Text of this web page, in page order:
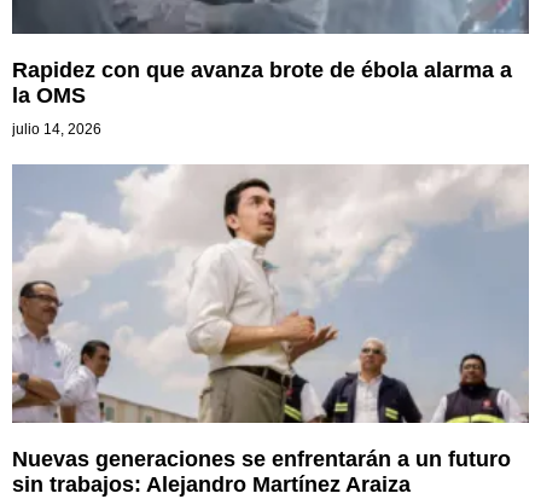
Rapidez con que avanza brote de ébola alarma a
la OMS
julio 14, 2026
Nuevas generaciones se enfrentarán a un futuro
sin trabajos: Alejandro Martínez Araiza